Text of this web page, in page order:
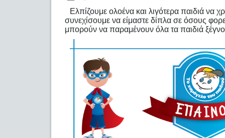
Ελπίζουμε ολοένα και λιγότερα παιδιά να
συνεχίσουμε να είμαστε δίπλα σε όσους
μπορούν να παραμένουν όλα τα παιδιά